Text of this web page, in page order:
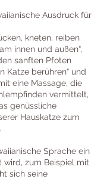
Ausdruck für
kneten, reiben
innen und außen“,
sanften Pfoten
Katze berühren“ und
eine Massage, die
vermittelt,
genüssliche
Hauskatze zum
Sprache ein
zum Beispiel mit
sich seine